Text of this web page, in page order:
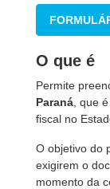
O que é
Permite
Paraná , que
fiscal no
O objetivo do
exigirem o
momento da